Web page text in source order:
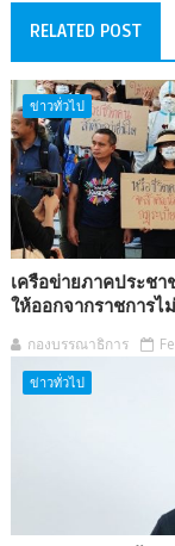
RELATED POST
ข่าวทั่วไป
เครือข่ายภาคประช
ให้ออกจากราชการไ
กองบรรณาธิการ
ข่าวทั่วไป